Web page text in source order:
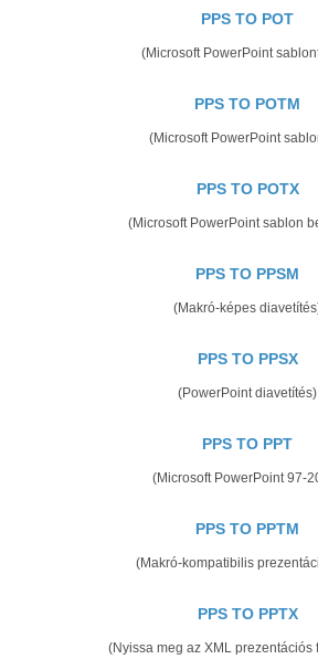
PPS TO POT
(Microsoft PowerPoint
PPS TO POTM
(Microsoft PowerPoint
PPS TO POTX
(Microsoft PowerPoint sablon
PPS TO PPSM
(Makró-képes
PPS TO PPSX
(PowerPoint diavetítés)
PPS TO PPT
(Microsoft PowerPoint 97-
PPS TO PPTM
(Makró-kompatibilis
PPS TO PPTX
(Nyissa meg az XML prezentációs